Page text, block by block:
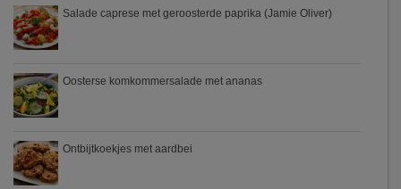
Salade caprese met geroosterde paprika (Jamie Oliver)
Oosterse komkommersalade met ananas
Ontbijtkoekjes met aardbei